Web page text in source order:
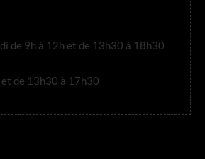
de 9h à 12h et de 13h30 à 18h30
et de 13h30 à 17h30